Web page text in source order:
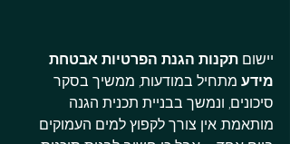
יישום תקנות הגנת הפרטיות אבטחת
מידע מתחיל במודעות, ממשיך בסקר
סיכונים, ונמשך בבניית תכנית הגנה
מותאמת. אין צורך לקפוץ למים העמוקים